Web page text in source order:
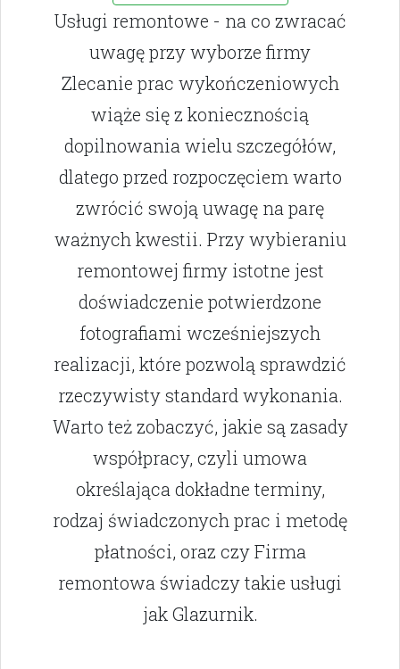
Usługi remontowe - na co zwracać
uwagę przy wyborze firmy
Zlecanie prac wykończeniowych
wiąże się z koniecznością
dopilnowania wielu szczegółów,
dlatego przed rozpoczęciem warto
zwrócić swoją uwagę na parę
ważnych kwestii. Przy wybieraniu
remontowej firmy istotne jest
doświadczenie potwierdzone
fotografiami wcześniejszych
realizacji, które pozwolą sprawdzić
rzeczywisty standard wykonania.
Warto też zobaczyć, jakie są zasady
współpracy, czyli umowa
określająca dokładne terminy,
rodzaj świadczonych prac i metodę
płatności, oraz czy Firma
remontowa świadczy takie usługi
jak Glazurnik.